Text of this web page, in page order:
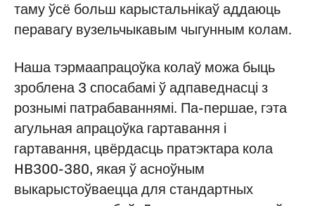
таму ўсё больш карыстальнікаў аддаюць
перавагу вузельчыкавым чыгунным колам.
Наша тэрмаапрацоўка колаў можа быць
зроблена 3 спосабамі ў адпаведнасці з
рознымі патрабаваннямі. Па-першае, гэта
агульная апрацоўка гартавання і
гартавання, цвёрдасць пратэктара кола
HB300-380, якая ў асноўным
выкарыстоўваецца для стандартных